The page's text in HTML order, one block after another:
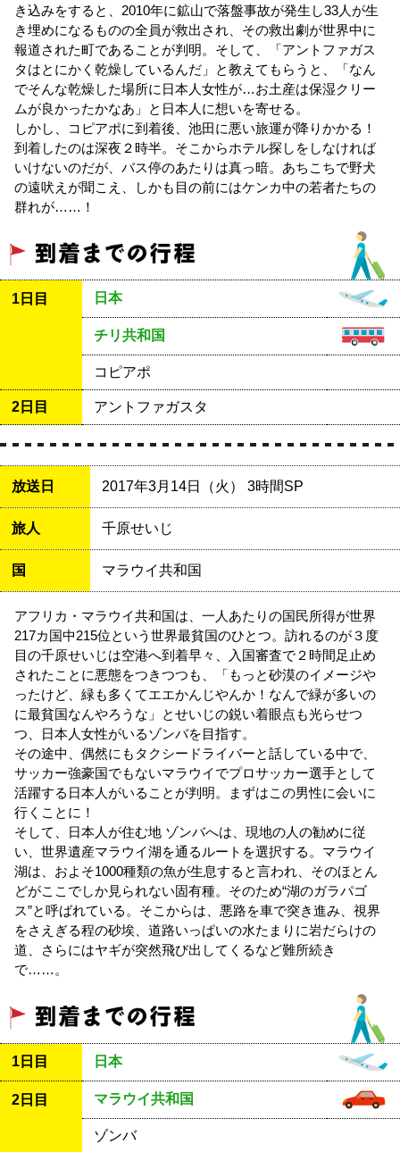
き込みをすると、2010年に鉱山で落盤事故が発生し33人が生
き埋めになるものの全員が救出され、その救出劇が世界中に
報道された町であることが判明。そして、「アントファガス
タはとにかく乾燥しているんだ」と教えてもらうと、「なん
でそんな乾燥した場所に日本人女性が…お土産は保湿クリー
ムが良かったかなあ」と日本人に想いを寄せる。
しかし、コピアポに到着後、池田に悪い旅運が降りかかる！
到着したのは深夜２時半。そこからホテル探しをしなければ
いけないのだが、バス停のあたりは真っ暗。あちこちで野犬
の遠吠えが聞こえ、しかも目の前にはケンカ中の若者たちの
群れが……！
1日目 日本
チリ共和国
コピアポ
2日目 アントファガスタ
放送日 2017年3月14日（火） 3時間SP
旅人 千原せいじ
国 マラウイ共和国
アフリカ・マラウイ共和国は、一人あたりの国民所得が世界
217カ国中215位という世界最貧国のひとつ。訪れるのが３度
目の千原せいじは空港へ到着早々、入国審査で２時間足止め
されたことに悪態をつきつつも、「もっと砂漠のイメージや
ったけど、緑も多くてエエかんじやんか！なんで緑が多いの
に最貧国なんやろうな」とせいじの鋭い着眼点も光らせつ
つ、日本人女性がいるゾンバを目指す。
その途中、偶然にもタクシードライバーと話している中で、
サッカー強豪国でもないマラウイでプロサッカー選手として
活躍する日本人がいることが判明。まずはこの男性に会いに
行くことに！
そして、日本人が住む地 ゾンバへは、現地の人の勧めに従
い、世界遺産マラウイ湖を通るルートを選択する。マラウイ
湖は、およそ1000種類の魚が生息すると言われ、そのほとん
どがここでしか見られない固有種。そのため“湖のガラパゴ
ス”と呼ばれている。そこからは、悪路を車で突き進み、視界
をさえぎる程の砂埃、道路いっぱいの水たまりに岩だらけの
道、さらにはヤギが突然飛び出してくるなど難所続き
で……。
1日目 日本
2日目 マラウイ共和国
ゾンバ